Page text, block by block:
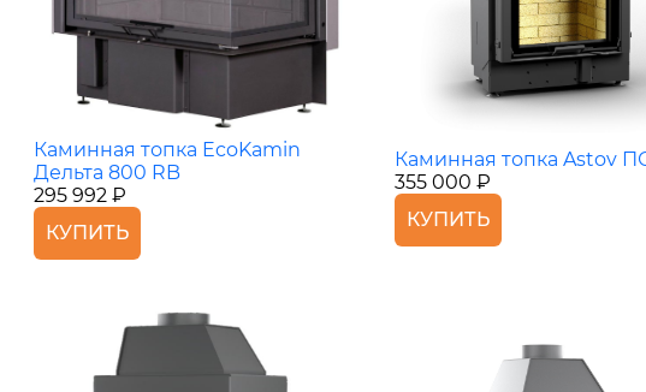
Каминная топка EcoKamin
Дельта 800 RB
295 992 ₽
КУПИТЬ
Каминная топка Astov
355 000 ₽
КУПИТЬ